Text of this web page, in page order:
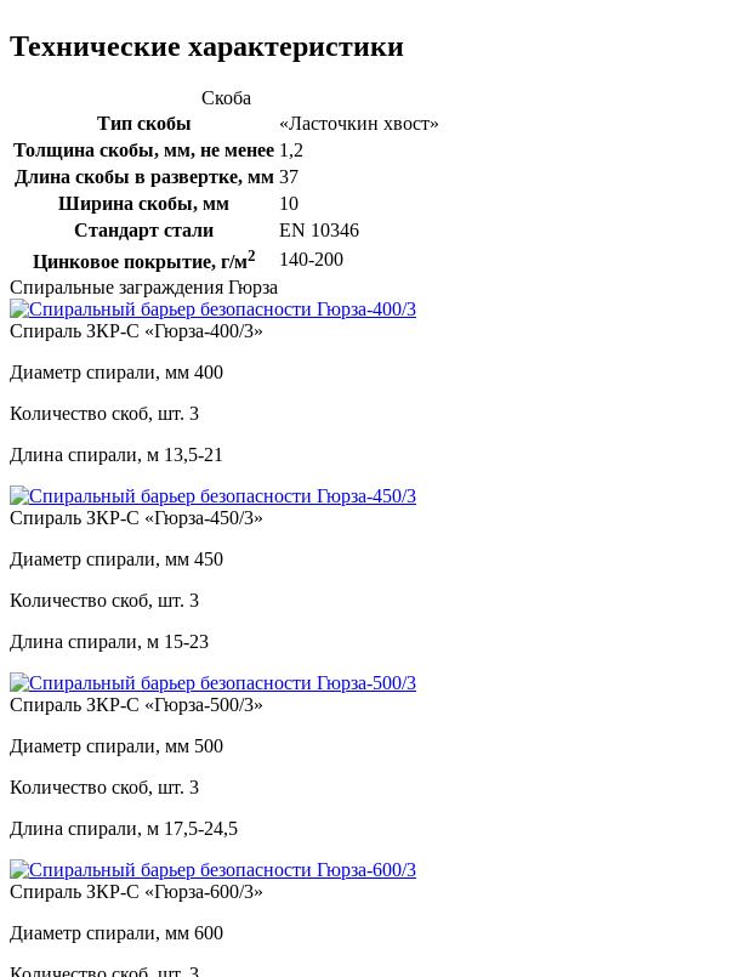
Технические характеристики
Скоба
Тип скобы
«Ласточкин хвост»
Толщина скобы, мм, не менее 1,2
Длина скобы в развертке, мм 37
Ширина скобы, мм
10
Стандарт стали
EN 10346
Цинковое покрытие, г/м2
140-200
Спиральные заграждения Гюрза
Спираль ЗКР-С «Гюрза-400/3»
Диаметр спирали, мм 400
Количество скоб, шт. 3
Длина спирали, м 13,5-21
Спираль ЗКР-С «Гюрза-450/3»
Диаметр спирали, мм 450
Количество скоб, шт. 3
Длина спирали, м 15-23
Спираль ЗКР-С «Гюрза-500/3»
Диаметр спирали, мм 500
Количество скоб, шт. 3
Длина спирали, м 17,5-24,5
Спираль ЗКР-С «Гюрза-600/3»
Диаметр спирали, мм 600